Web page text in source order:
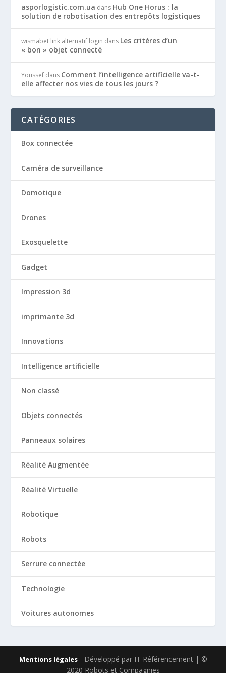
asporlogistic.com.ua dans Hub One Horus : la
solution de robotisation des entrepôts logistiques
wismabet link alternatif login dans Les critères d’un
« bon » objet connecté
Youssef dans Comment l’intelligence artificielle va-t-
elle affecter nos vies de tous les jours ?
CATÉGORIES
Box connectée
Caméra de surveillance
Domotique
Drones
Exosquelette
Gadget
Impression 3d
imprimante 3d
Innovations
Intelligence artificielle
Non classé
Objets connectés
Panneaux solaires
Réalité Augmentée
Réalité Virtuelle
Robotique
Robots
Serrure connectée
Technologie
Voitures autonomes
Mentions légales- Développé par IT Référencement | ©
2020 Robots et Compagnies